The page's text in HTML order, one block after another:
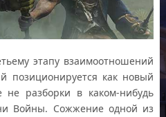
этапу взаимоотношений
позиционируется как новый
не разборки в каком-нибудь
Войны. Сожжение одной из